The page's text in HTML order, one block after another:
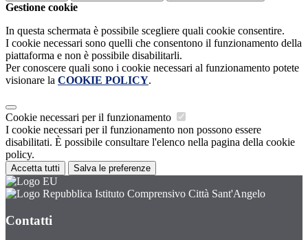
Gestione cookie
In questa schermata è possibile scegliere quali cookie consentire.
I cookie necessari sono quelli che consentono il funzionamento della
piattaforma e non è possibile disabilitarli.
Per conoscere quali sono i cookie necessari al funzionamento potete
visionare la COOKIE POLICY.
Cookie necessari per il funzionamento
I cookie necessari per il funzionamento non possono essere
disabilitati. È possibile consultare l'elenco nella pagina della cookie
policy.
Accetta tutti Salva le preferenze
Istituto Comprensivo Città Sant'Angelo
Contatti